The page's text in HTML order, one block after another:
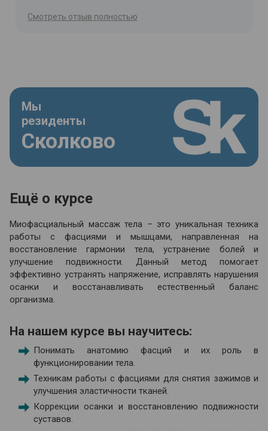
разъяснить сложные моменты. С такой командой
Cмотреть отзыв полностью
Мы
резиденты
Сколково
Ещё о курсе
Миофасциальный массаж тела – это уникальная техника
работы с фасциями и мышцами, направленная на
восстановление гармонии тела, устранение болей и
улучшение подвижности. Данный метод помогает
эффективно устранять напряжение, исправлять нарушения
осанки и восстанавливать естественный баланс
организма.
На нашем курсе вы научитесь:
Понимать анатомию фасций и их роль в
функционировании тела.
Техникам работы с фасциями для снятия зажимов и
улучшения эластичности тканей.
Коррекции осанки и восстановлению подвижности
суставов.